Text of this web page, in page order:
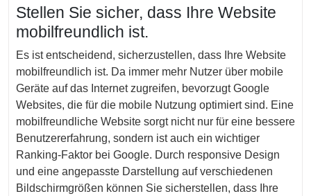
Stellen Sie sicher, dass Ihre Website
mobilfreundlich ist.
Es ist entscheidend, sicherzustellen, dass Ihre Website
mobilfreundlich ist. Da immer mehr Nutzer über mobile
Geräte auf das Internet zugreifen, bevorzugt Google
Websites, die für die mobile Nutzung optimiert sind. Eine
mobilfreundliche Website sorgt nicht nur für eine bessere
Benutzererfahrung, sondern ist auch ein wichtiger
Ranking-Faktor bei Google. Durch responsive Design
und eine angepasste Darstellung auf verschiedenen
Bildschirmgrößen können Sie sicherstellen, dass Ihre